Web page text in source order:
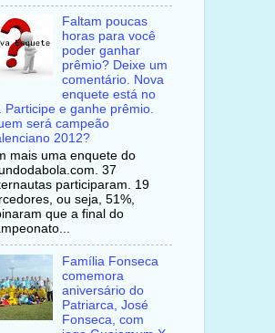
Faltam poucas
horas para você
poder ganhar
prêmio? Deixe um
comentário. Nova
enquete está no
Participe e ganhe prêmio.
será campeão
2012?
mais uma enquete do
37
participaram. 19
ou seja, 51%,
que a final do
Família Fonseca
comemora
aniversário do
Patriarca, José
Fonseca, com